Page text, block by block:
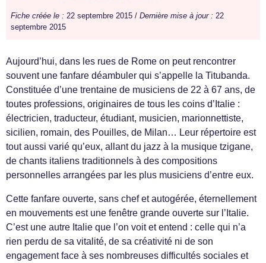
Fiche créée le : 22 septembre 2015 / Dernière mise à jour : 22
septembre 2015
Aujourd’hui, dans les rues de Rome on peut rencontrer
souvent une fanfare déambuler qui s’appelle la Titubanda.
Constituée d’une trentaine de musiciens de 22 à 67 ans, de
toutes professions, originaires de tous les coins d’Italie :
électricien, traducteur, étudiant, musicien, marionnettiste,
sicilien, romain, des Pouilles, de Milan… Leur répertoire est
tout aussi varié qu’eux, allant du jazz à la musique tzigane,
de chants italiens traditionnels à des compositions
personnelles arrangées par les plus musiciens d’entre eux.
Cette fanfare ouverte, sans chef et autogérée, éternellement
en mouvements est une fenêtre grande ouverte sur l’Italie.
C’est une autre Italie que l’on voit et entend : celle qui n’a
rien perdu de sa vitalité, de sa créativité ni de son
engagement face à ses nombreuses difficultés sociales et